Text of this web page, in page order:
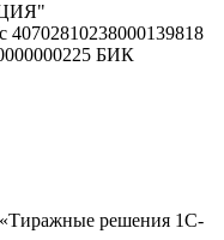
БИК
решения 1С-